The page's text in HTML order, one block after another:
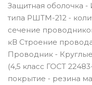
Защитная оболочка
типа РШТМ-212 -
сечение
кВ Строение
Проводник -
(4,5 класс ГОСТ
покрытие - резина